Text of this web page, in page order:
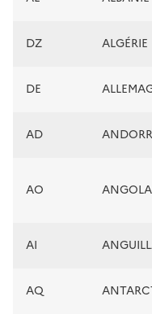
DZ ALGÉRIE
DE
AD
AO ANGOLA
AI
AQ